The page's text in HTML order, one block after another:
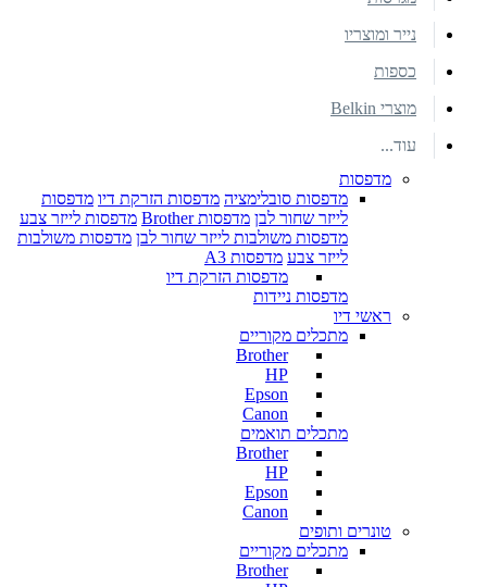
נייר ומוצריו
כספות
מוצרי Belkin
עוד...
מדפסות
מדפסות סובלימציה מדפסות הזרקת דיו מדפסות
לייזר שחור לבן מדפסות Brother
מדפסות לייזר צבע
מדפסות משולבות לייזר שחור לבן מדפסות משולבות
לייזר צבע מדפסות A3
מדפסות הזרקת דיו
מדפסות ניידות
ראשי דיו
מתכלים מקוריים
Brother
HP
Epson
Canon
מתכלים תואמים
Brother
HP
Epson
Canon
טונרים ותופים
מתכלים מקוריים
Brother